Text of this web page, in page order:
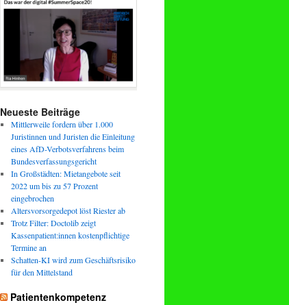
Neueste Beiträge
Mittlerweile fordern über 1.000
Juristinnen und Juristen die Einleitung
eines AfD-Verbotsverfahrens beim
Bundesverfassungsgericht
In Großstädten: Mietangebote seit
2022 um bis zu 57 Prozent
eingebrochen
Altersvorsorgedepot löst Riester ab
Trotz Filter: Doctolib zeigt
Kassenpatient:innen kostenpflichtige
Termine an
Schatten-KI wird zum Geschäftsrisiko
für den Mittelstand
Patientenkompetenz